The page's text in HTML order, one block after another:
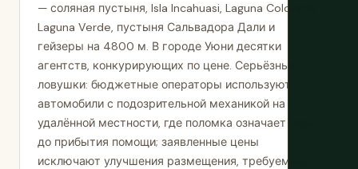
— соляная пустыня, Isla Incahuasi, Laguna Colorada,
Laguna Verde, пустыня Сальвадора Дали и
гейзеры на 4800 м. В городе Уюни десятки
агентств, конкурирующих по цене. Серьёзные
ловушки: бюджетные операторы используют
автомобили с подозрительной механикой на
удалённой местности, где поломка означает часы
до прибытия помощи; заявленные цены
исключают улучшения размещения, требуемые